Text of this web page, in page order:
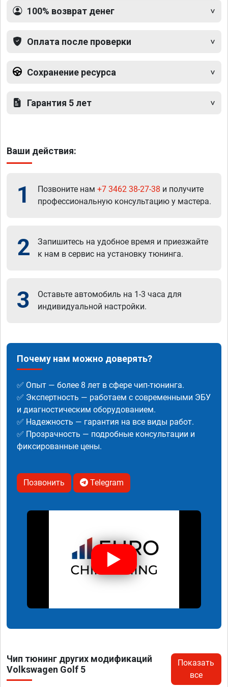
100% возврат денег
Оплата после проверки
Сохранение ресурса
Гарантия 5 лет
Ваши действия:
1 Позвоните нам +7 3462 38-27-38 и получите
профессиональную консультацию у мастера.
2
Запишитесь на удобное время и приезжайте
к нам в сервис на установку тюнинга.
3
Оставьте автомобиль на 1-3 часа для
индивидуальной настройки.
Почему нам можно доверять?
✅ Опыт — более 8 лет в сфере чип-тюнинга.
✅ Экспертность — работаем с современными ЭБУ
и диагностическим оборудованием.
✅ Надежность — гарантия на все виды работ.
✅ Прозрачность — подробные консультации и
фиксированные цены.
Позвонить Telegram
Чип тюнинг других модификаций
Volkswagen Golf 5
Показать
все